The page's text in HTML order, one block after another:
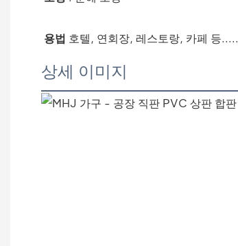
용법 호텔, 연회장, 레스토랑, 카페 등.....
상세 이미지